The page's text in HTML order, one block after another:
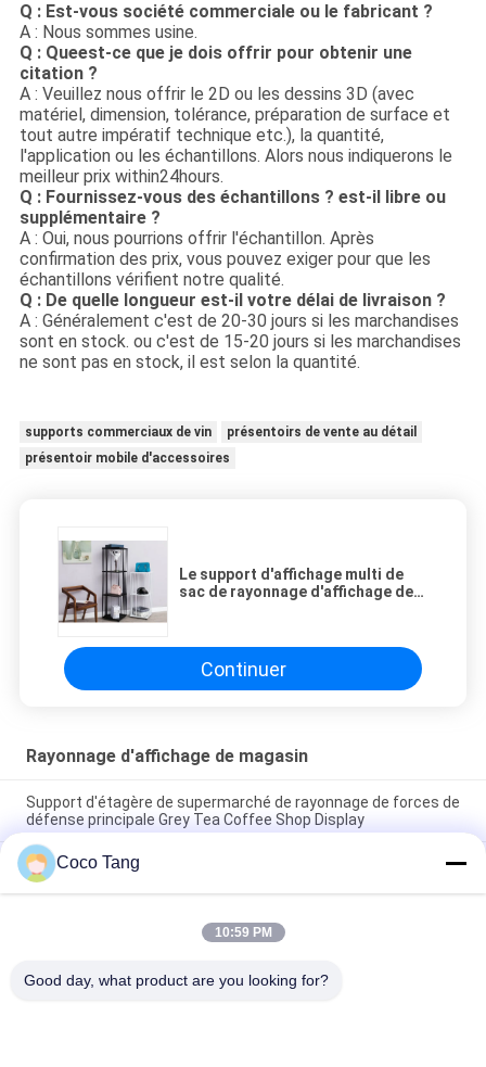
Q : Est-vous société commerciale ou le fabricant ?
A : Nous sommes usine.
Q : Queest-ce que je dois offrir pour obtenir une
citation ?
A : Veuillez nous offrir le 2D ou les dessins 3D (avec
matériel, dimension, tolérance, préparation de surface et
tout autre impératif technique etc.), la quantité,
l'application ou les échantillons. Alors nous indiquerons le
meilleur prix within24hours.
Q : Fournissez-vous des échantillons ? est-il libre ou
supplémentaire ?
A : Oui, nous pourrions offrir l'échantillon. Après
confirmation des prix, vous pouvez exiger pour que les
échantillons vérifient notre qualité.
Q : De quelle longueur est-il votre délai de livraison ?
A : Généralement c'est de 20-30 jours si les marchandises
sont en stock. ou c'est de 15-20 jours si les marchandises
ne sont pas en stock, il est selon la quantité.
supports commerciaux de vin
présentoirs de vente au détail
présentoir mobile d'accessoires
Le support d'affichage multi de
sac de rayonnage d'affichage de
client
Continuer
Rayonnage d'affichage de magasin
Support d'étagère de supermarché de rayonnage de forces de
défense principale Grey Tea Coffee Shop Display
Les grandes statues font des emplettes les appui verticaux
visuels d'exposition de marchandises de statue du rayonnage
FRP d'affichage
Assez forts présentoirs/supports affichage au détail en
Coco Tang
10:59 PM
Good day, what product are you looking for?